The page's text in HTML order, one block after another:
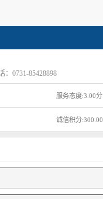
0731-85428898
服务态度:3.00分
诚信积分:300.00